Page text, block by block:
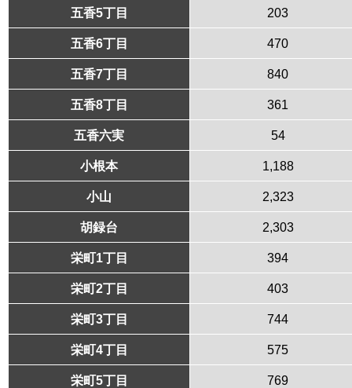
五香5丁目 203
五香6丁目 470
五香7丁目 840
五香8丁目 361
五香六実 54
小根本 1,188
小山 2,323
胡録台 2,303
栄町1丁目 394
栄町2丁目 403
栄町3丁目 744
栄町4丁目 575
栄町5丁目 769